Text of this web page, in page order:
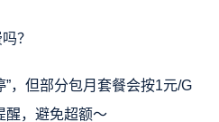
？
，但部分包月套餐会按1元/G
醒，避免超额～